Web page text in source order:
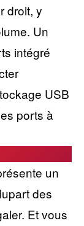
droit, y
Un
intégré
USB
ports à
un
des
Et vous